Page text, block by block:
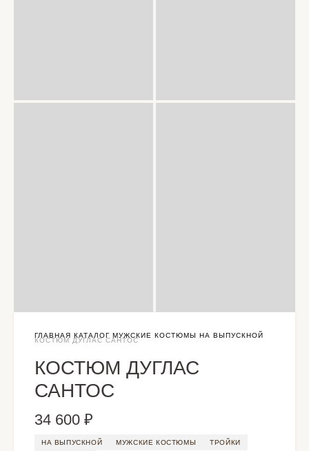
ГЛАВНАЯ КАТАЛОГ МУЖСКИЕ КОСТЮМЫ НА ВЫПУСКНОЙ
КОСТЮМ ДУГЛАС САНТОС
КОСТЮМ ДУГЛАС
САНТОС
34 600 ₽
НА ВЫПУСКНОЙ МУЖСКИЕ КОСТЮМЫ ТРОЙКИ